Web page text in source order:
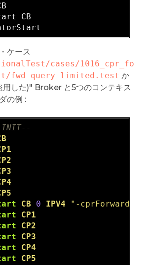
CB
ケース
cases/1016_cpr_fo
fwd_query_limited.test か
した)" Broker と5つのコンテキス
の例 :
INIT--
CB 0 IPV4
"-
CP1
CP2
CP3
CP4
CP5